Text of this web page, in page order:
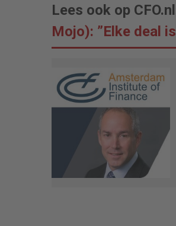
Lees ook op
Mojo): ”Elke deal